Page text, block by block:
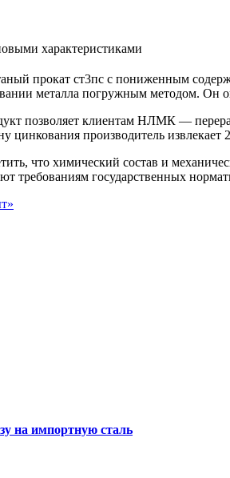
характеристиками
прокат ст3пс с пониженным
металла погружным методом. Он
позволяет клиентам НЛМК —
цинкования производитель
что химический состав и
требованиям государственных
на импортную сталь